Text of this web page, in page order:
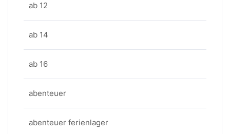
ab 12
ab 14
ab 16
abenteuer
abenteuer ferienlager